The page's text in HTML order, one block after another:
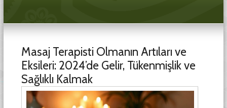
Masaj Terapisti Olmanın Artıları ve
Eksileri: 2024’de Gelir, Tükenmişlik ve
Sağlıklı Kalmak